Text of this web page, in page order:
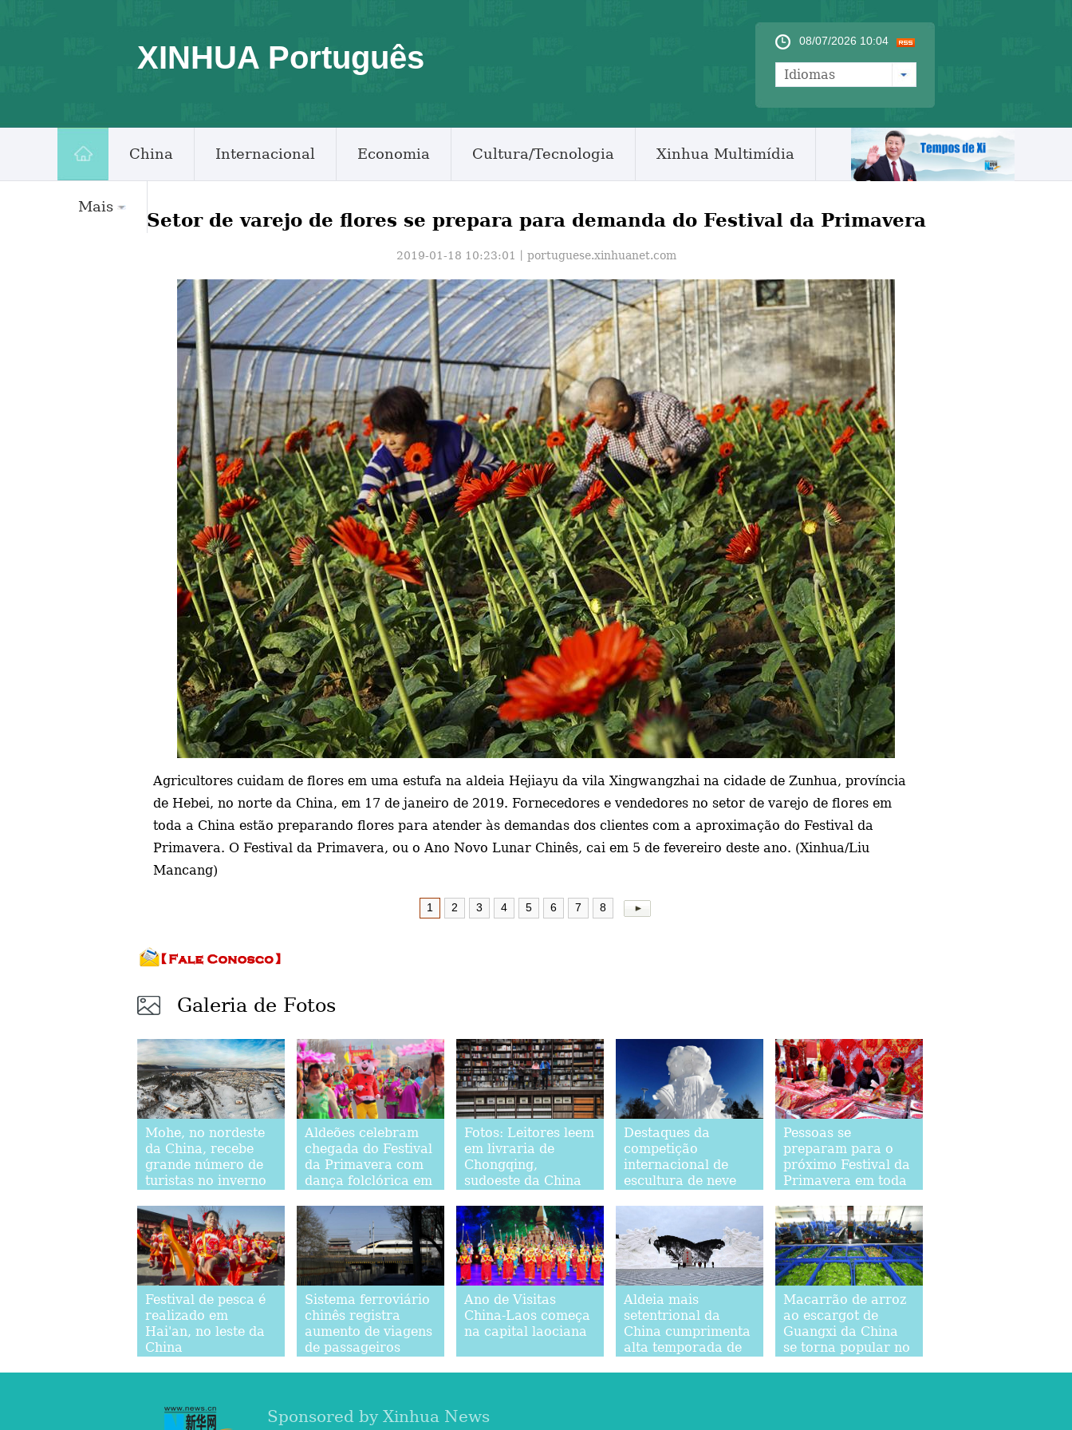
XINHUA Português 08/07/2026 10:04
Idiomas
China Internacional Economia Cultura/Tecnologia Xinhua Multimídia
Mais
Setor de varejo de flores se prepara para demanda do Festival da Primavera
2019-01-18 10:23:01丨 portuguese.xinhuanet.com
Agricultores cuidam de flores em uma estufa na aldeia Hejiayu da vila Xingwangzhai na cidade de Zunhua, província
de Hebei, no norte da China, em 17 de janeiro de 2019. Fornecedores e vendedores no setor de varejo de flores em
toda a China estão preparando flores para atender às demandas dos clientes com a aproximação do Festival da
Primavera. O Festival da Primavera, ou o Ano Novo Lunar Chinês, cai em 5 de fevereiro deste ano. (Xinhua/Liu
Mancang)
1 2 3 4 5 6 7 8
Galeria de Fotos
Mohe, no nordeste
da China, recebe
grande número de
turistas no inverno
Aldeões celebram
chegada do Festival
da Primavera com
dança folclórica em
Fotos: Leitores leem
em livraria de
Chongqing,
sudoeste da China
Destaques da
competição
internacional de
escultura de neve
China
Pessoas se
preparam para o
próximo Festival da
Primavera em toda
Festival de pesca é
realizado em
Hai'an, no leste da
China
Sistema ferroviário
chinês registra
aumento de viagens
de passageiros
Ano de Visitas
China-Laos começa
na capital laociana
Aldeia mais
setentrional da
China cumprimenta
alta temporada de
Macarrão de arroz
ao escargot de
Guangxi da China
se torna popular no
Sponsored by Xinhua News